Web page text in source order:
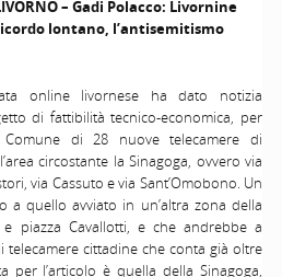
– Gadi Polacco: Livornine
lontano, l’antisemitismo
online livornese ha dato notizia
di fattibilità tecnico-economica, per
Comune di 28 nuove telecamere di
circostante la Sinagoga, ovvero via
via Cassuto e via Sant’Omobono. Un
a quello avviato in un’altra zona della
piazza Cavallotti, e che andrebbe a
telecamere cittadine che conta già oltre
per l’articolo è quella della Sinagoga,